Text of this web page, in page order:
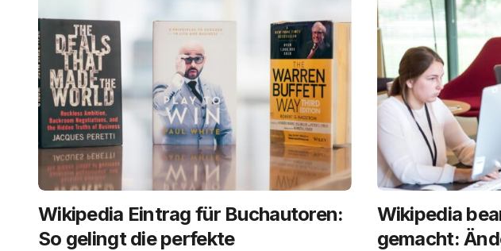
Wikipedia Eintrag für Buchautoren:
So gelingt die perfekte
Wikipedia
gemacht: